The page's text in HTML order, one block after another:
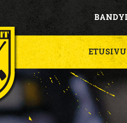
ETUSIVU